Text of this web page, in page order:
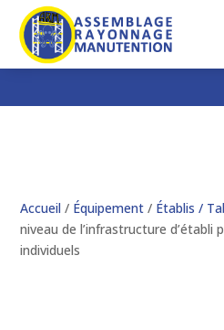
Accueil / Équipement / Établis /
niveau de l’infrastructure d’établi
individuels